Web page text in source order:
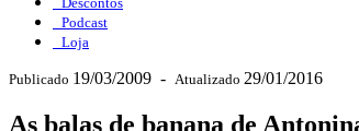
Podcast
Loja
Publicado 19/03/2009 - Atualizado 29/01/2016
As balas de banana de